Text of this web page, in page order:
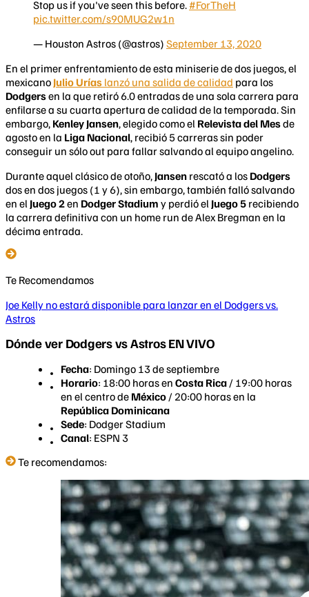
Stop us if you've seen this before. #ForTheH
pic.twitter.com/s90MUG2w1n
— Houston Astros (@astros) September 13, 2020
En el primer enfrentamiento de esta miniserie de dos juegos, el
mexicano Julio Urías lanzó una salida de calidad para los
Dodgersen la que retiró 6.0 entradas de una sola carrera para
enfilarse a su cuarta apertura de calidad de la temporada. Sin
embargo, Kenley Jansen, elegido como el Relevista del Mesde
agosto en la Liga Nacional, recibió 5 carreras sin poder
conseguir un sólo out para fallar salvando al equipo angelino.
Durante aquel clásico de otoño, Jansen rescató a los Dodgers
dos en dos juegos (1 y 6), sin embargo, también falló salvando
en el Juego 2en Dodger Stadium y perdió el Juego 5 recibiendo
la carrera definitiva con un home run de Alex Bregman en la
décima entrada.
Te Recomendamos
Joe Kelly no estará disponible para lanzar en el Dodgers vs.
Astros
Dónde ver Dodgers vs Astros EN VIVO
Fecha: Domingo 13 de septiembre
Horario: 18:00 horas en Costa Rica/ 19:00 horas
en el centro de México/ 20:00 horas en la
República Dominicana
Sede: Dodger Stadium
Canal: ESPN 3
Te recomendamos: